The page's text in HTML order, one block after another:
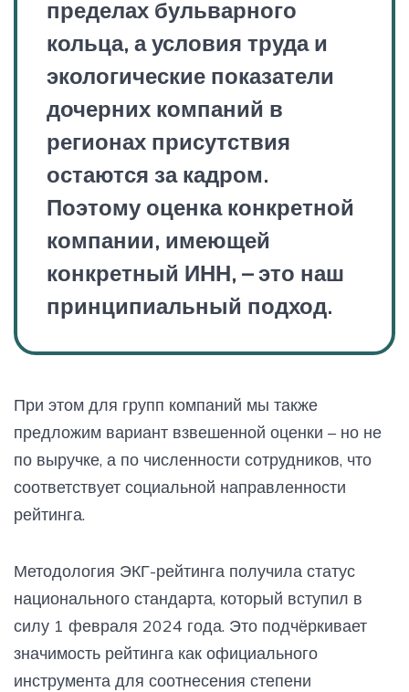
пределах бульварного
кольца, а условия труда и
экологические показатели
дочерних компаний в
регионах присутствия
остаются за кадром.
Поэтому оценка конкретной
компании, имеющей
конкретный ИНН, – это наш
принципиальный подход.
При этом для групп компаний мы также
предложим вариант взвешенной оценки – но не
по выручке, а по численности сотрудников, что
соответствует социальной направленности
рейтинга.
Методология ЭКГ-рейтинга получила статус
национального стандарта, который вступил в
силу 1 февраля 2024 года. Это подчёркивает
значимость рейтинга как официального
инструмента для соотнесения степени